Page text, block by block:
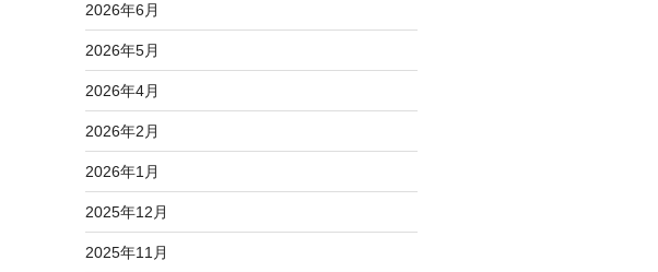
2026年6月
2026年5月
2026年4月
2026年2月
2026年1月
2025年12月
2025年11月